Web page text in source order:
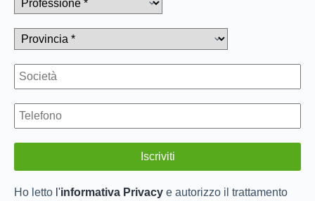
Ho letto l'informativa Privacy e autorizzo il trattamento